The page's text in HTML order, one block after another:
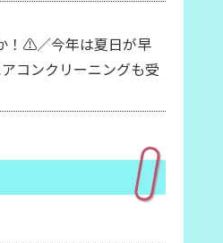
！⚠️／今年は夏日が早
コンクリーニングも受